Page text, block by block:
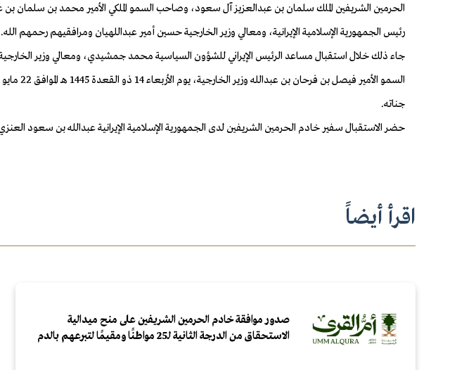
الحرمين الشريفين الملك سلمان بن عبدالعزيز آل سعود، وصاحب السمو الملكي الأمير محمد بن سلمان
رئيس الجمهورية الإسلامية الإيرانية، ومعالي وزير الخارجية حسين أمير عبداللهيان ومرافقيهم رحمهم الله.
جاء ذلك خلال استقبال مساعد الرئيس الإيراني للشؤون السياسية محمد جمشيدي، ومعالي وزير الخارجية
جناته.
حضر الاستقبال سفير خادم الحرمين الشريفين لدى الجمهورية الإسلامية الإيرانية عبدالله بن سعود
اقرأ أيضاً
صدور موافقة خادم الحرمين الشريفين على منح ميدالية
الاستحقاق من الدرجة الثانية لـ25 مواطنًا ومقيمًا لتبرعهم بالدم